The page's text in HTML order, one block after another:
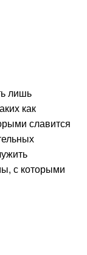
лишь
как
славится
с которыми